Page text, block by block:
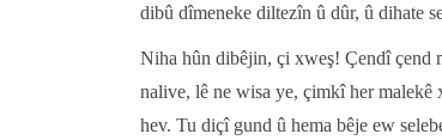
dibû dîmeneke diltezîn û dûr, û dihate
Niha hûn dibêjin, çi xweş! Çendî çend
nalive, lê ne wisa ye, çimkî her malekê
hev. Tu diçî gund û hema bêje ew